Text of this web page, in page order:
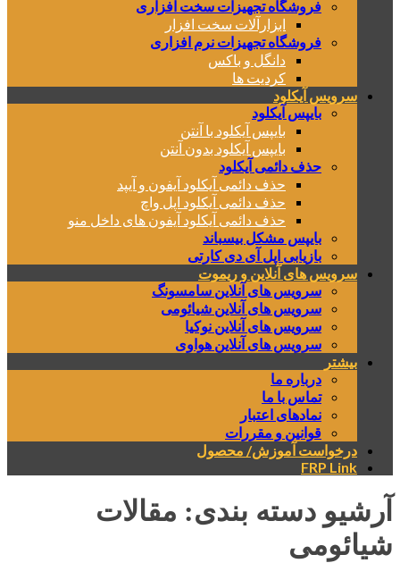
فروشگاه تجهیزات سخت افزاری
ابزارآلات سخت افزار
فروشگاه تجهیزات نرم افزاری
دانگل و باکس
کردیت ها
سرویس آیکلود
بایپس آیکلود
بایپس آیکلود با آنتن
بایپس آیکلود بدون آنتن
حذف دائمی آیکلود
حذف دائمی آیکلود آیفون و آیپد
حذف دائمی آیکلود اپل واچ
حذف دائمی آیکلود آیفون های داخل منو
بایپس مشکل بیسباند
بازیابی اپل آی دی کارتی
سرویس های آنلاین و ریموت
سرویس های آنلاین سامسونگ
سرویس های آنلاین شیائومی
سرویس های آنلاین نوکیا
سرویس های آنلاین هواوی
بیشتر
درباره ما
تماس با ما
نمادهای اعتبار
قوانین و مقررات
درخواست آموزش/ محصول
FRP Link
آرشیو دسته بندی: مقالات
شیائومی